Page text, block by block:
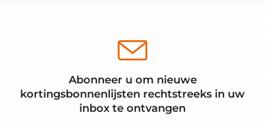
Abonneer u om nieuwe
kortingsbonnenlijsten rechtstreeks in uw
inbox te ontvangen